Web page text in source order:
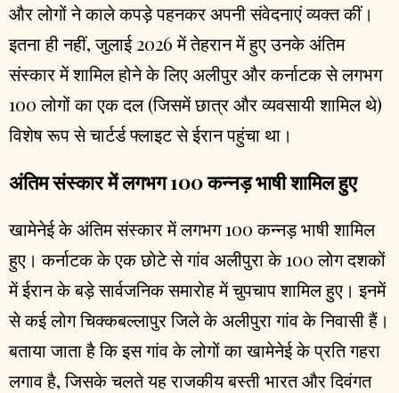
और लोगों ने काले कपड़े पहनकर अपनी संवेदनाएं व्यक्त कीं।
इतना ही नहीं, जुलाई 2026 में तेहरान में हुए उनके अंतिम
संस्कार में शामिल होने के लिए अलीपुर और कर्नाटक से लगभग
100 लोगों का एक दल (जिसमें छात्र और व्यवसायी शामिल थे)
विशेष रूप से चार्टर्ड फ्लाइट से ईरान पहुंचा था।
अंतिम संस्कार में लगभग 100 कन्नड़ भाषी शामिल हुए
खामेनेई के अंतिम संस्कार में लगभग 100 कन्नड़ भाषी शामिल
हुए। कर्नाटक के एक छोटे से गांव अलीपुरा के 100 लोग दशकों
में ईरान के बड़े सार्वजनिक समारोह में चुपचाप शामिल हुए। इनमें
से कई लोग चिक्कबल्लापुर जिले के अलीपुरा गांव के निवासी हैं।
बताया जाता है कि इस गांव के लोगों का खामेनेई के प्रति गहरा
लगाव है, जिसके चलते यह राजकीय बस्ती भारत और दिवंगत